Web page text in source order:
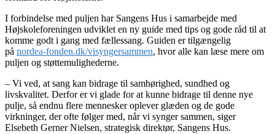
I forbindelse med puljen har Sangens Hus i samarbejde med
Højskoleforeningen udviklet en ny guide med tips og gode råd til at
komme godt i gang med fællessang. Guiden er tilgængelig
på nordea-fonden.dk/visyngersammen, hvor alle kan læse mere om
puljen og støttemulighederne.
– Vi ved, at sang kan bidrage til samhørighed, sundhed og
livskvalitet. Derfor er vi glade for at kunne bidrage til denne nye
pulje, så endnu flere mennesker oplever glæden og de gode
virkninger, der ofte følger med, når vi synger sammen, siger
Elsebeth Gerner Nielsen, strategisk direktør, Sangens Hus.